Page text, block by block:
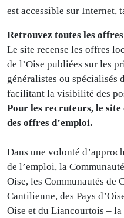
est accessible sur Internet,
Retrouvez toutes les
Le site recense les offres
de l’Oise publiées sur les
généralistes ou spécialisés
facilitant la visibilité des
Pour les recruteurs, le
des offres d’emploi.
Dans une volonté
de l’emploi, la
Oise, les Communautés de
Cantilienne, des Pays
Oise et du Liancourtois –